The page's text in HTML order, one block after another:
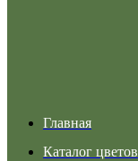
Главная
Каталог цветов